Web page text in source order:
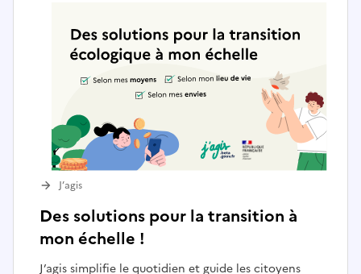
Des solutions pour la transition à
mon échelle !
J’agis simplifie le quotidien et guide les citoyens
J’agis